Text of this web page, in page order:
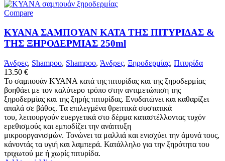
Compare
KYANA ΣΑΜΠΟΥΑΝ ΚΑΤΑ ΤΗΣ ΠΙΤΥΡΙΔΑΣ &
ΤΗΣ ΞΗΡΟΔΕΡΜΙΑΣ 250ml
Άνδρες, Shampoo, Shampoo, Άνδρες, Ξηροδερμίας, Πιτυρίδα
13.50 €
Το σαμπουάν ΚΥΑΝΑ κατά της πιτυρίδας και της ξηροδερμίας
βοηθάει με τον καλύτερο τρόπο στην αντιμετώπιση της
ξηροδερμίας και της ξηρής πιτυρίδας. Ενυδατώνει και καθαρίζει
απαλά σε βάθος. Τα επιλεγµένα θρεπτικά συστατικά
του, λειτουργούν ευεργετικά στο δέρμα καταστέλλοντας τυχόν
ερεθισμούς και εμποδίζει την ανάπτυξη
μικροοργανισμών. Τονώνει τα μαλλιά και ενισχύει την άμυνά τους,
κάνοντάς τα υγιή και λαμπερά. Κατάλληλο για την ξηρότητα του
τριχωτού µε ή χωρίς πιτυρίδα.